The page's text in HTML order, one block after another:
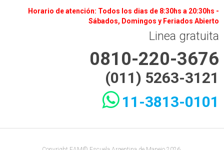
Horario de atención: Todos los dias de 8:30hs a 20:30hs -
Sábados, Domingos y Feriados Abierto
Linea gratuita
0810-220-3676
(011) 5263-3121
11-3813-0101